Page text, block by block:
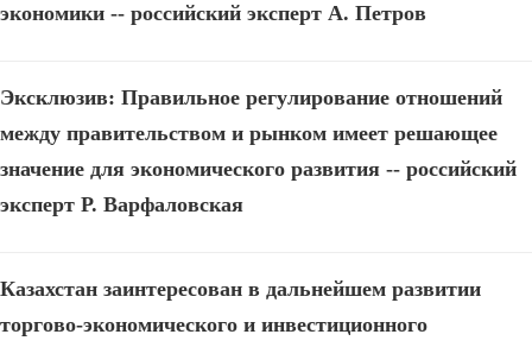
экономики -- российский эксперт А. Петров
Эксклюзив: Правильное регулирование отношений
между правительством и рынком имеет решающее
значение для экономического развития -- российский
эксперт Р. Варфаловская
Казахстан заинтересован в дальнейшем развитии
торгово-экономического и инвестиционного